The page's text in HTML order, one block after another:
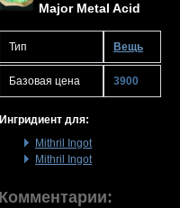
Major Metal Acid
Тип Вещь
Базовая цена 3900
Ингридиент для:
Mithril Ingot
Mithril Ingot
Комментарии: